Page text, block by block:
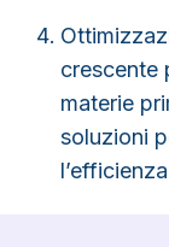
crescente
materie
soluzioni